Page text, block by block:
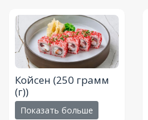
Койсен (250 грамм
(г))
Показать больше